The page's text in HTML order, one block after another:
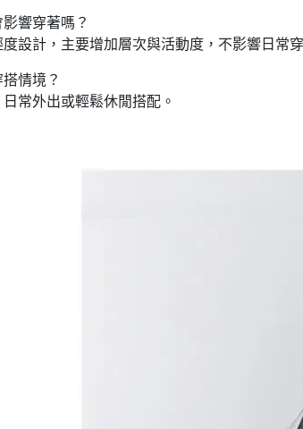
響穿著嗎？
設計，主要增加層次與活動度，不影響日常穿
情境？
常外出或輕鬆休閒搭配。